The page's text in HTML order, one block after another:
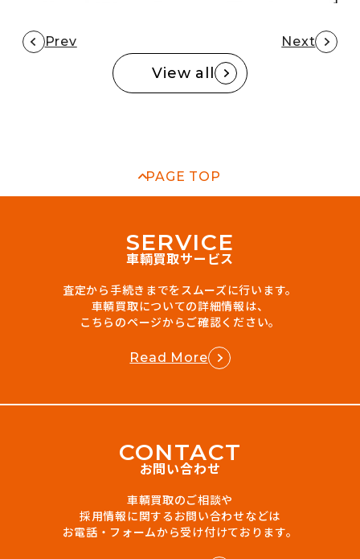
Prev Next
View all
PAGE TOP
SERVICE
車輌買取サービス
査定から手続きまでをスムーズに行います。
車輌買取についての詳細情報は、
こちらのページからご確認ください。
Read More
CONTACT
お問い合わせ
車輌買取のご相談や
採用情報に関するお問い合わせなどは
お電話・フォームから受け付けております。